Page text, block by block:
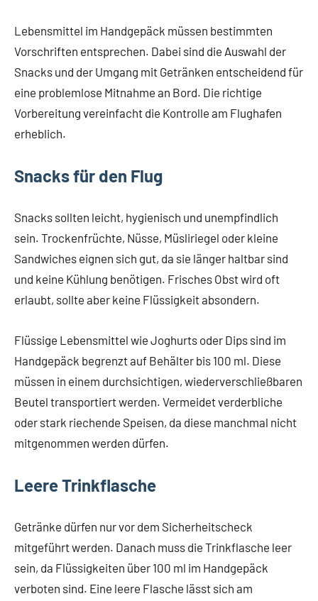
Lebensmittel im Handgepäck müssen bestimmten
Vorschriften entsprechen. Dabei sind die Auswahl der
Snacks und der Umgang mit Getränken entscheidend für
eine problemlose Mitnahme an Bord. Die richtige
Vorbereitung vereinfacht die Kontrolle am Flughafen
erheblich.
Snacks für den Flug
Snacks sollten leicht, hygienisch und unempfindlich
sein. Trockenfrüchte, Nüsse, Müsliriegel oder kleine
Sandwiches eignen sich gut, da sie länger haltbar sind
und keine Kühlung benötigen. Frisches Obst wird oft
erlaubt, sollte aber keine Flüssigkeit absondern.
Flüssige Lebensmittel wie Joghurts oder Dips sind im
Handgepäck begrenzt auf Behälter bis 100 ml. Diese
müssen in einem durchsichtigen, wiederverschließbaren
Beutel transportiert werden. Vermeidet verderbliche
oder stark riechende Speisen, da diese manchmal nicht
mitgenommen werden dürfen.
Leere Trinkflasche
Getränke dürfen nur vor dem Sicherheitscheck
mitgeführt werden. Danach muss die Trinkflasche leer
sein, da Flüssigkeiten über 100 ml im Handgepäck
verboten sind. Eine leere Flasche lässt sich am